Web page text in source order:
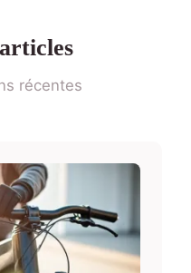
récentes